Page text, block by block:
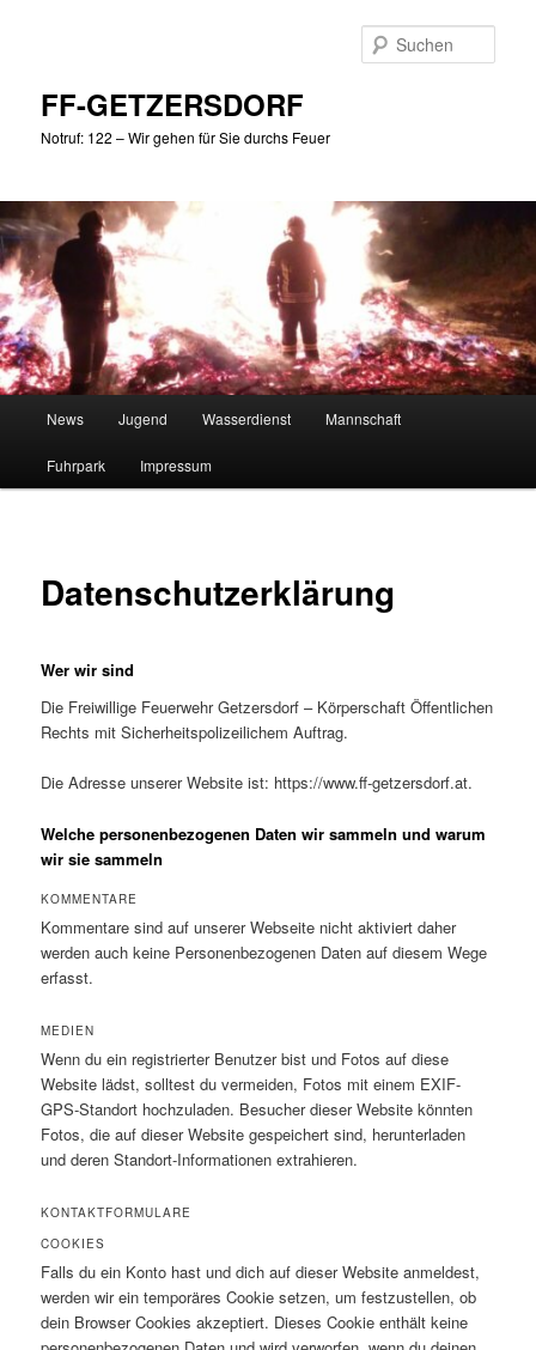
FF-GETZERSDORF
Notruf: 122 – Wir gehen für Sie durchs Feuer
News Jugend Wasserdienst Mannschaft
Fuhrpark Impressum
Datenschutzerklärung
Wer wir sind
Die Freiwillige Feuerwehr Getzersdorf – Körperschaft Öffentlichen
Rechts mit Sicherheitspolizeilichem Auftrag.
Die Adresse unserer Website ist: https://www.ff-getzersdorf.at.
Welche personenbezogenen Daten wir sammeln und warum
wir sie sammeln
KOMMENTARE
Kommentare sind auf unserer Webseite nicht aktiviert daher
werden auch keine Personenbezogenen Daten auf diesem Wege
erfasst.
MEDIEN
Wenn du ein registrierter Benutzer bist und Fotos auf diese
Website lädst, solltest du vermeiden, Fotos mit einem EXIF-
GPS-Standort hochzuladen. Besucher dieser Website könnten
Fotos, die auf dieser Website gespeichert sind, herunterladen
und deren Standort-Informationen extrahieren.
KONTAKTFORMULARE
COOKIES
Falls du ein Konto hast und dich auf dieser Website anmeldest,
werden wir ein temporäres Cookie setzen, um festzustellen, ob
dein Browser Cookies akzeptiert. Dieses Cookie enthält keine